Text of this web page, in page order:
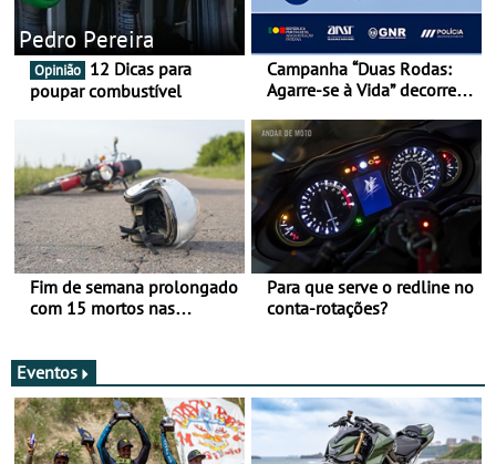
Pedro Pereira
Opinião
poupar combustível
Campanha “Duas Rodas:
Agarre-se à Vida” decorre
Fim de semana prolongado
com 15 mortos nas
Para que serve o redline no
conta-rotações?
Eventos